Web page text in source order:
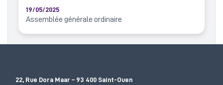
19/05/2025
Assemblée générale ordinaire
22, Rue Dora Maar – 93 400 Saint-Ouen